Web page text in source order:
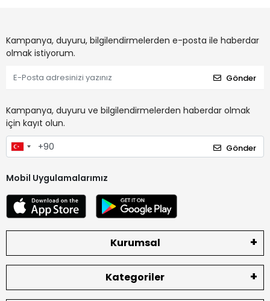
Kampanya, duyuru, bilgilendirmelerden e-posta ile haberdar
olmak istiyorum.
Gönder
Kampanya, duyuru ve bilgilendirmelerden haberdar olmak
için kayıt olun.
Gönder
Mobil Uygulamalarımız
Kurumsal
Kategoriler